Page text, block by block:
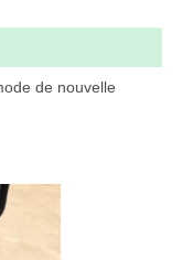
de nouvelle